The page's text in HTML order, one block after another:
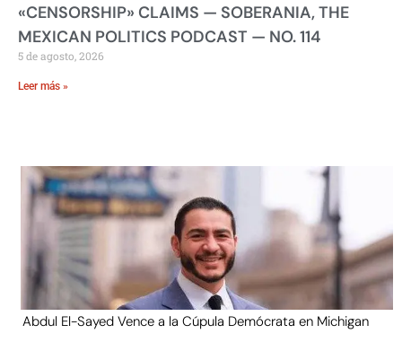
«CENSORSHIP» CLAIMS — SOBERANIA, THE
MEXICAN POLITICS PODCAST — NO. 114
5 de agosto, 2026
Leer más »
Abdul El-Sayed Vence a la Cúpula Demócrata en Michigan